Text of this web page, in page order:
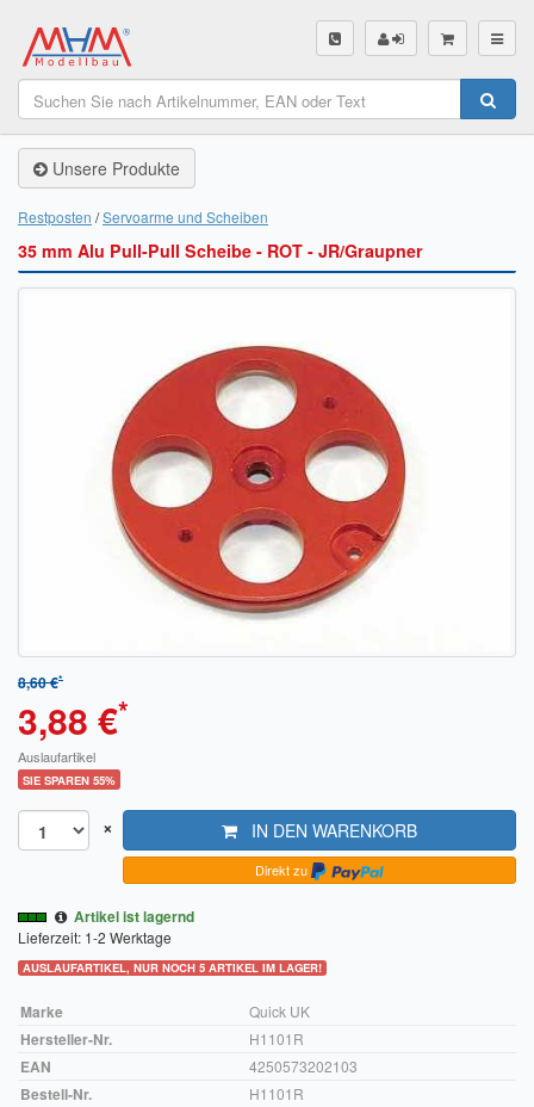
SHOP
Unsere Produkte
Servo Finder
Schiffsschrauben Finder
Räder Finder
Luftschrauben Finder
Sendungsverfolgung DHL
Sendungsverfolgung DPD
Verfügbarkeitsanzeige
Zahlung und Versand
Widerrufsrecht
Widerrufsbelehrung für den Verkauf von Waren / Muster-
Widerrufsformular
Widerrufsbelehrung für digitale Waren / Muster-
Widerrufsformular
AGB und Kundeninformationen
Datenschutzerklärung
Hinweise zur Batterieentsorgung
Unsere Produkte
Restposten Servoarme und Scheiben
35 mm Alu Pull-Pull Scheibe - ROT - JR/Graupner
8,60 €*
3,88 €*
Auslaufartikel
SIE SPAREN 55%
× IN DEN WARENKORB
Direkt zu
Artikel ist lagernd
Lieferzeit: 1-2 Werktage
AUSLAUFARTIKEL, NUR NOCH 5 ARTIKEL IM LAGER!
Marke Quick UK
Hersteller-Nr. H1101R
EAN 4250573202103
Bestell-Nr. H1101R